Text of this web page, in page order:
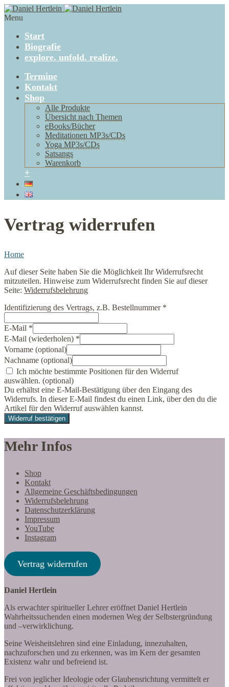
Menu
Start
Biografie
explore. unfold. realize.
Termine
Kontakt
Shop
Alle Produkte
Übersicht nach Themen
eBooks/Bücher
Meditationen MP3s/CDs
Yoga MP3s/CDs
Satsangs
Warenkorb
+
Vertrag widerrufen
Home
Auf dieser Seite haben Sie die Möglichkeit Ihr Widerrufsrecht
mitzuteilen. Hinweise zum Widerrufsrecht finden Sie auf dieser
Seite: Widerrufsbelehrung
Identifizierung des Vertrags, z.B. Bestellnummer *
E-Mail *
E-Mail (wiederholen) *
Vorname (optional)
Nachname (optional)
Ich möchte bestimmte Positionen für den Widerruf
auswählen. (optional)
Du erhältst eine E-Mail-Bestätigung über den Eingang des
Widerrufs. In dieser E-Mail findest du einen Link, über den du die
Artikel für den Widerruf auswählen kannst.
Widerruf bestätigen
Mehr Infos
Shop
Kontakt
Allgemeine Geschäftsbedingungen
Widerrufsbelehrung
Datenschutzerklärung
Impressum
YouTube
Instagram
Vertrag widerrufen
Daniel Hertlein
Als erwachter spiritueller Lehrer eröffnet Daniel Hertlein
Wahrheitssuchenden einen modernen Weg der Selbstergründung
und –verwirklichung.
Seine Weisheitslehren sind eine Einladung, innezuhalten,
nachzuforschen und zu erkennen, was im Kern der gesamten
Existenz wahr und befreiend ist.
Frei von jeglicher Ideologie oder Glaubensrichtung vermittelt er